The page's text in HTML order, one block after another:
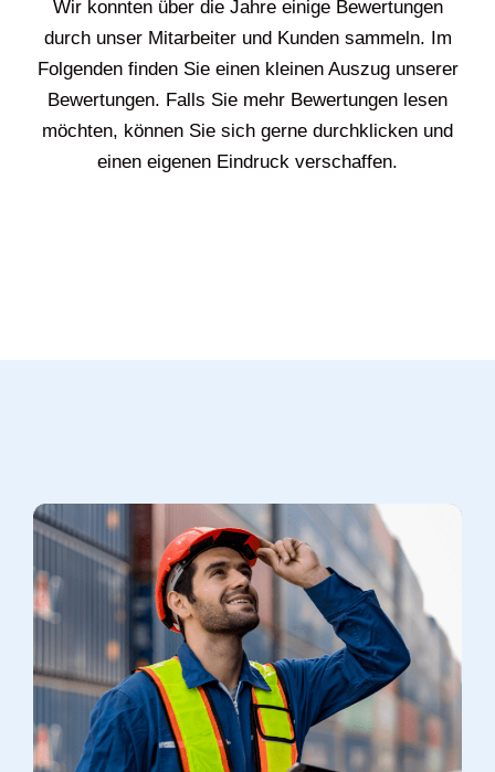
Wir konnten über die Jahre einige Bewertungen
durch unser Mitarbeiter und Kunden sammeln. Im
Folgenden finden Sie einen kleinen Auszug unserer
Bewertungen. Falls Sie mehr Bewertungen lesen
möchten, können Sie sich gerne durchklicken und
einen eigenen Eindruck verschaffen.